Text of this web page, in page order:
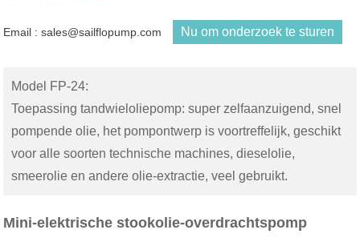
Email : sales@sailflopump.com Nu om onderzoek te sturen
Model FP-24:
Toepassing tandwieloliepomp: super zelfaanzuigend, snel
pompende olie, het pompontwerp is voortreffelijk, geschikt
voor alle soorten technische machines, dieselolie,
smeerolie en andere olie-extractie, veel gebruikt.
Mini-elektrische stookolie-overdrachtspomp